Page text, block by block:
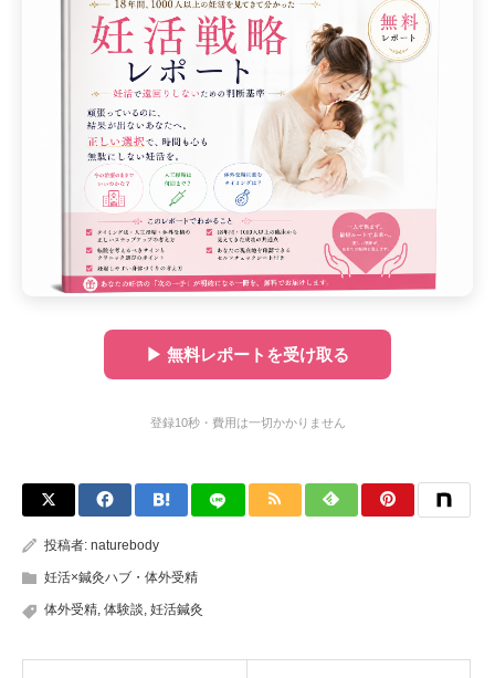
▶ 無料レポートを受け取る
登録10秒・費用は一切かかりません
投稿者: naturebody
妊活×鍼灸ハブ・体外受精
体外受精, 体験談, 妊活鍼灸